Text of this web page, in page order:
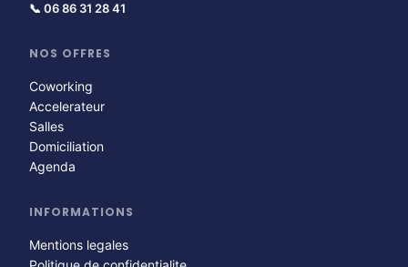
📞 06 86 31 28 41
NOS OFFRES
Coworking
Accelerateur
Salles
Domiciliation
Agenda
INFORMATIONS
Mentions legales